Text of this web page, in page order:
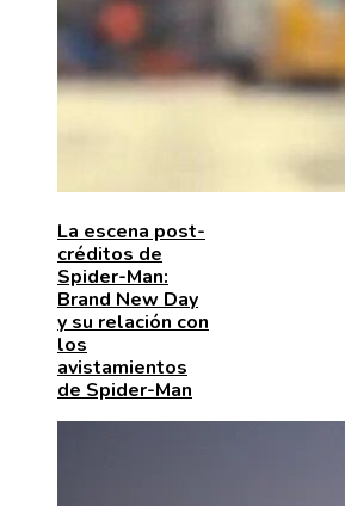
La escena post-
créditos de
Spider-Man:
Brand New Day
y su relación con
los
avistamientos
de Spider-Man